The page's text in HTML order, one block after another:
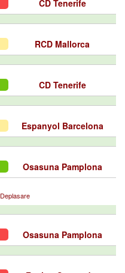
CD Tenerife
RCD Mallorca
CD Tenerife
Espanyol Barcelona
Osasuna Pamplona
Deplasare
Osasuna Pamplona